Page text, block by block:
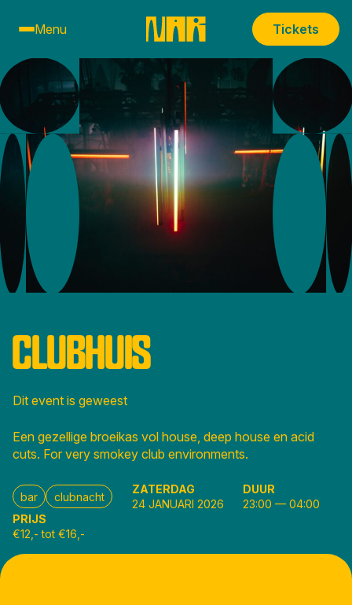
Menu Tickets
CLUBHUIS
Dit event is geweest
Een gezellige broeikas vol house, deep house en acid
cuts. For very smokey club environments.
bar clubnacht
ZATERDAG
24 JANUARI 2026
DUUR
23:00—04:00
PRIJS
€12,- tot €16,-